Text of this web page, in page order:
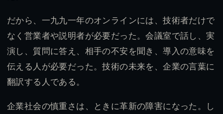
だから、一九九一年のオンラインには、技術者だけで
なく営業者や説明者が必要だった。会議室で話し、実
演し、質問に答え、相手の不安を聞き、導入の意味を
伝える人が必要だった。技術の未来を、企業の言葉に
翻訳する人である。
企業社会の慎重さは、ときに革新の障害になった。し